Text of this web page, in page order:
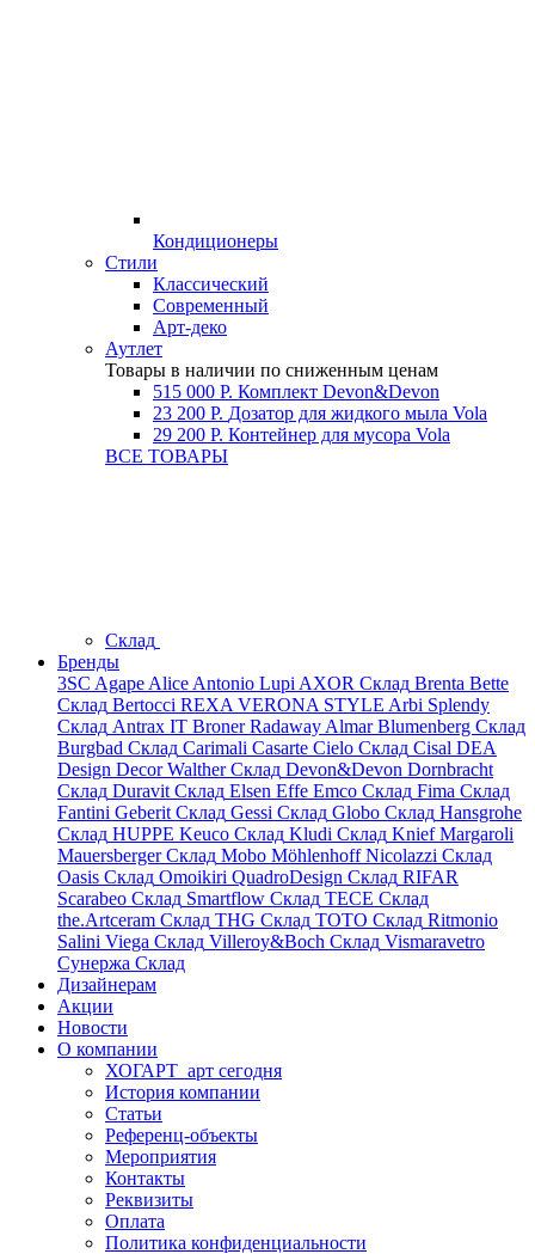
Кондиционеры
Стили
Классический
Современный
Арт-деко
Аутлет
Товары в наличии по сниженным ценам
515 000 Р. Комплект Devon&Devon
23 200 Р. Дозатор для жидкого мыла Vola
29 200 Р. Контейнер для мусора Vola
ВСЕ ТОВАРЫ
Склад
Бренды
3SC Agape Alice Antonio Lupi AXOR Склад Brenta Bette
Склад Bertocci REXA VERONA STYLE Arbi Splendy
Склад Antrax IT BronerRadaway AlmarBlumenberg Склад
Burgbad Склад Carimali Casarte Cielo Склад Cisal DEA
Design Decor WaltherСклад Devon&Devon Dornbracht
Склад Duravit Склад Elsen Effe Emco Склад Fima Склад
Fantini Geberit Склад Gessi Склад Globo Склад Hansgrohe
Склад HUPPE Keuco Склад Kludi Склад KniefMargaroli
MauersbergerСклад Mobo MöhlenhoffNicolazzi Склад
Oasis Склад Omoikiri QuadroDesign Склад RIFAR
Scarabeo Склад Smartflow Склад TECE Склад
the.Artceram Склад THG Склад TOTO Склад Ritmonio
Salini Viega Склад Villeroy&Boch Склад Vismaravetro
Сунержа Склад
Дизайнерам
Акции
Новости
О компании
ХОГАРТ_арт сегодня
История компании
Статьи
Референц-объекты
Мероприятия
Контакты
Реквизиты
Оплата
Политика конфиденциальности